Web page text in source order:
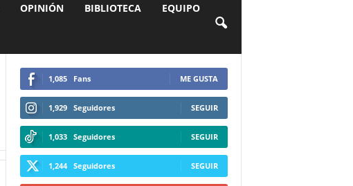
OPINIÓN BIBLIOTECA EQUIPO
1,085 Fans ME GUSTA
1,929 Seguidores SEGUIR
1,033 Seguidores SEGUIR
1,244 Seguidores SEGUIR